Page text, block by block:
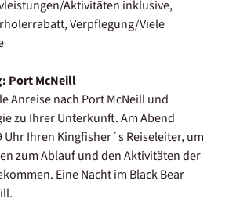
Aktivitäten inklusive,
Verpflegung/Viele
Port McNeill
Anreise nach Port McNeill und
zu Ihrer Unterkunft. Am Abend
Uhr Ihren Kingfisher´s Reiseleiter, um
zum Ablauf und den Aktivitäten der
Eine Nacht im Black Bear